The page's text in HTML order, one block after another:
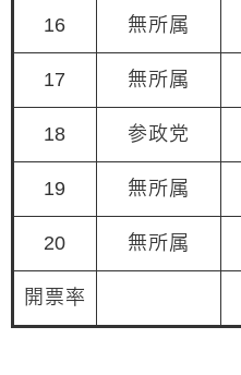
16 無所属
17 無所属
18 参政党
19 無所属
20 無所属
開票率